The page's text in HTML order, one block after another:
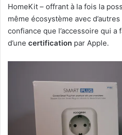
HomeKit – offrant à la fois la
même écosystème avec
confiance que l’accessoire qui a
d’une certification par Apple.